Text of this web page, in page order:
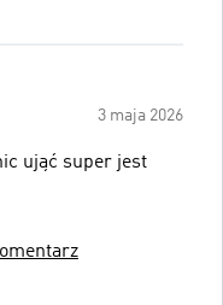
3 maja 2026
ująć super jest